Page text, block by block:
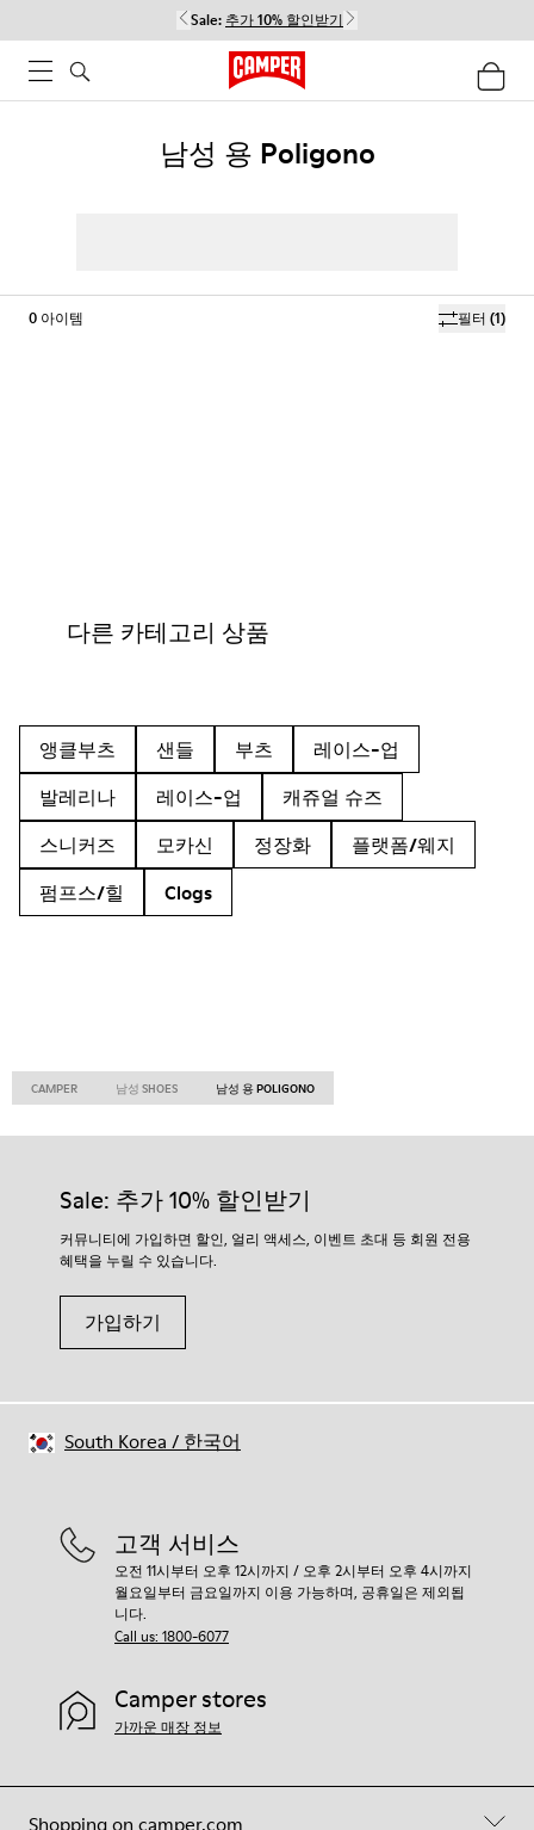
Sale: 추가 10% 할인받기
남성 용 Poligono
필터 (1)
0 아이템
다른 카테고리 상품
앵클부츠 샌들 부츠
레이스-업
발레리나
레이스-업
캐쥬얼 슈즈
스니커즈
모카신 정장화
플랫폼/웨지
펌프스/힐
Clogs
CAMPER 남성 SHOES 남성 용 POLIGONO
Sale: 추가 10% 할인받기
커뮤니티에 가입하면 할인, 얼리 액세스, 이벤트 초대 등 회원 전용
혜택을 누릴 수 있습니다.
가입하기
Shopping on camper.com
고객 서비스
오전 11시부터 오후 12시까지 / 오후 2시부터 오후 4시까지
월요일부터 금요일까지 이용 가능하며, 공휴일은 제외됩
니다.
Call us: 1800-6077
Camper stores
가까운 매장 정보
South Korea / 한국어